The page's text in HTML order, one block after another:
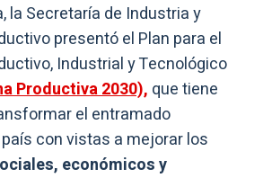
la Secretaría de Industria y
presentó el Plan para el
Industrial y Tecnológico
Productiva 2030), que tiene
el entramado
con vistas a mejorar los
económicos y